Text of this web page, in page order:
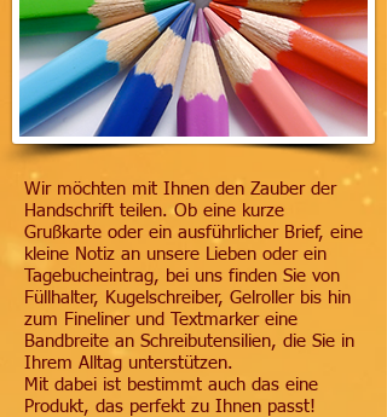
Wir möchten mit Ihnen den Zauber der
Handschrift teilen. Ob eine kurze
Grußkarte oder ein ausführlicher Brief, eine
kleine Notiz an unsere Lieben oder ein
Tagebucheintrag, bei uns finden Sie von
Füllhalter, Kugelschreiber, Gelroller bis hin
zum Fineliner und Textmarker eine
Bandbreite an Schreibutensilien, die Sie in
Ihrem Alltag unterstützen.
Mit dabei ist bestimmt auch das eine
Produkt, das perfekt zu Ihnen passt!